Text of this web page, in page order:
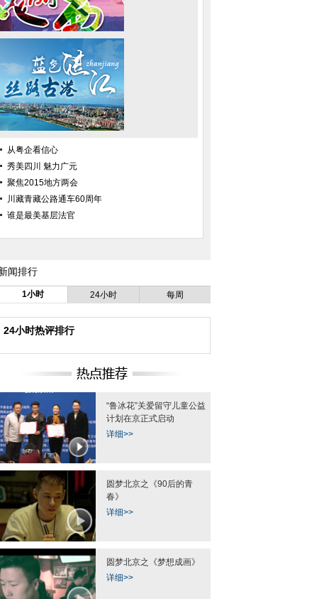
从粤企看信心
秀美四川 魅力广元
聚焦2015地方两会
川藏青藏公路通车60周年
谁是最美基层法官
闻排行
1小时 24小时 每周
24小时热评排行
“鲁冰花”关爱留守儿童公益
计划在京正式启动
详细>>
圆梦北京之《90后的青
春》
详细>>
圆梦北京之《梦想成画》
详细>>